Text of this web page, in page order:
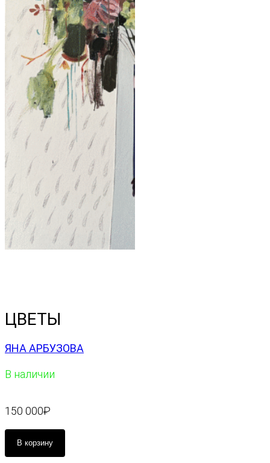
ЦВЕТЫ
ЯНА АРБУЗОВА
В наличии
150 000₽
В корзину